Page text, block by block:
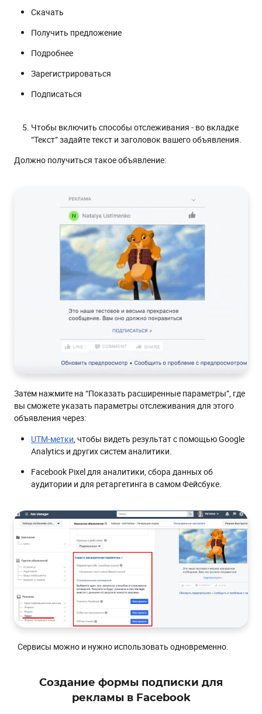
Скачать
Получить предложение
Подробнее
Зарегистрироваться
Подписаться
Чтобы включить способы отслеживания - во вкладке
“Текст” задайте текст и заголовок вашего объявления.
Должно получиться такое объявление:
Затем нажмите на “Показать расширенные параметры”, где
вы сможете указать параметры отслеживания для этого
объявления через:
UTM-метки, чтобы видеть результат с помощью Google
Analytics и других систем аналитики.
Facebook Pixel для аналитики, сбора данных об
аудитории и для ретаргетинга в самом Фейсбуке.
Сервисы можно и нужно использовать одновременно.
Создание формы подписки для
рекламы в Facebook